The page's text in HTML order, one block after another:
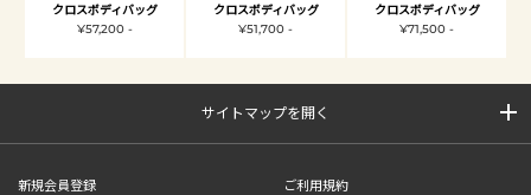
クロスボディバッグ
¥57,200 -
クロスボディバッグ
¥51,700 -
クロスボディバッグ
¥71,500 -
サイトマップを開く
新規会員登録
ご利用規約